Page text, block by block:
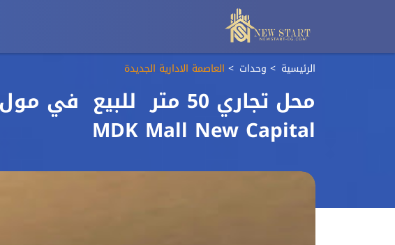
الرئيسية وحدات العاصمة الادارية الجديدة
MDK Mall New Capital